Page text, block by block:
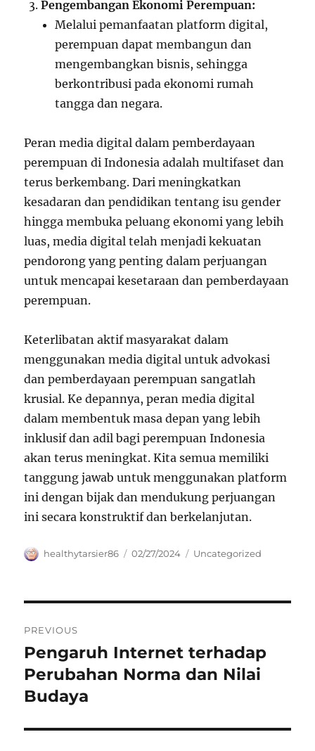
Pengembangan Ekonomi Perempuan:
Melalui pemanfaatan platform digital,
perempuan dapat membangun dan
mengembangkan bisnis, sehingga
berkontribusi pada ekonomi rumah
tangga dan negara.
Peran media digital dalam pemberdayaan
perempuan di Indonesia adalah multifaset dan
terus berkembang. Dari meningkatkan
kesadaran dan pendidikan tentang isu gender
hingga membuka peluang ekonomi yang lebih
luas, media digital telah menjadi kekuatan
pendorong yang penting dalam perjuangan
untuk mencapai kesetaraan dan pemberdayaan
perempuan.
Keterlibatan aktif masyarakat dalam
menggunakan media digital untuk advokasi
dan pemberdayaan perempuan sangatlah
krusial. Ke depannya, peran media digital
dalam membentuk masa depan yang lebih
inklusif dan adil bagi perempuan Indonesia
akan terus meningkat. Kita semua memiliki
tanggung jawab untuk menggunakan platform
ini dengan bijak dan mendukung perjuangan
ini secara konstruktif dan berkelanjutan.
Author
healthytarsier86
Posted
02/27/2024 Categories
Uncategorized
pos
PREVIOUS
Previous
post:
Pengaruh Internet terhadap
Perubahan Norma dan Nilai
Budaya